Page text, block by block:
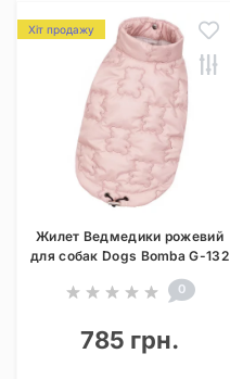
Хіт продажу
Жилет Ведмедики рожевий
для собак Dogs Bomba G-132
0
785 грн.